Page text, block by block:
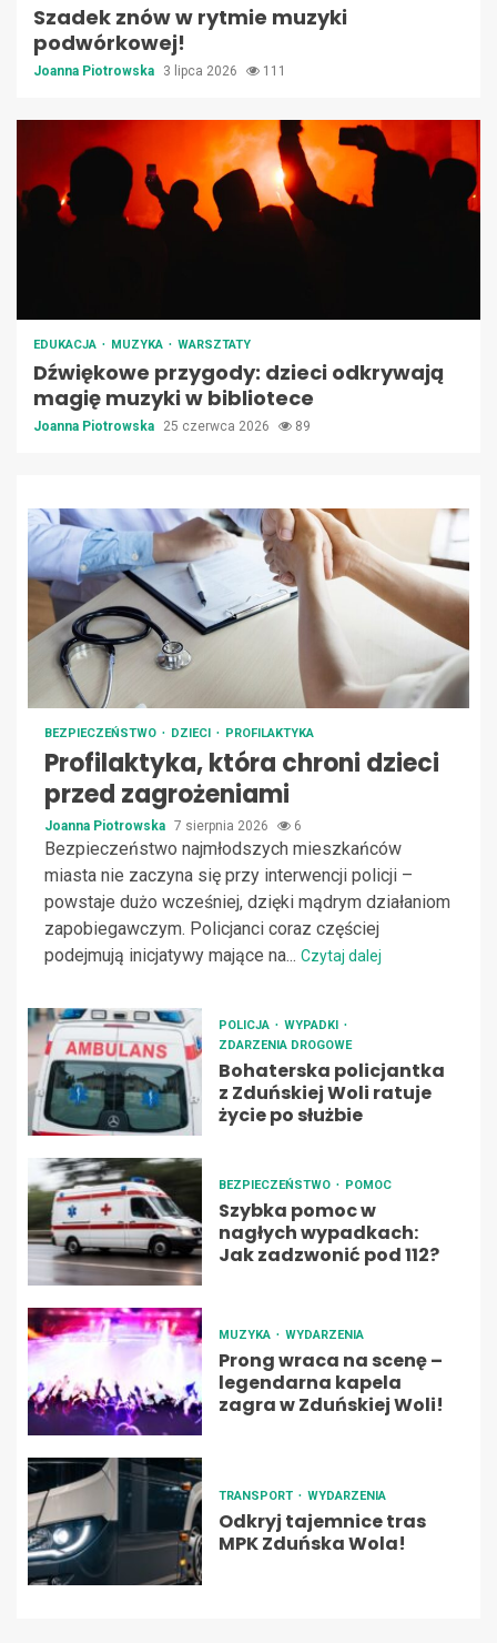
Szadek znów w rytmie muzyki
podwórkowej!
Joanna Piotrowska 3 lipca 2026 111
EDUKACJA MUZYKA WARSZTATY
Dźwiękowe przygody: dzieci odkrywają
magię muzyki w bibliotece
Joanna Piotrowska 25 czerwca 2026 89
BEZPIECZEŃSTWO DZIECI PROFILAKTYKA
Profilaktyka, która chroni dzieci
przed zagrożeniami
Joanna Piotrowska 7 sierpnia 2026 6
Bezpieczeństwo najmłodszych mieszkańców
miasta nie zaczyna się przy interwencji policji –
powstaje dużo wcześniej, dzięki mądrym działaniom
zapobiegawczym. Policjanci coraz częściej
podejmują inicjatywy mające na... Czytaj dalej
POLICJA
WYPADKI
ZDARZENIA DROGOWE
Bohaterska policjantka
z Zduńskiej Woli ratuje
życie po służbie
BEZPIECZEŃSTWO POMOC
Szybka pomoc w
nagłych wypadkach:
Jak zadzwonić pod 112?
MUZYKA WYDARZENIA
Prong wraca na scenę –
legendarna kapela
zagra w Zduńskiej Woli!
TRANSPORT WYDARZENIA
Odkryj tajemnice tras
MPK Zduńska Wola!